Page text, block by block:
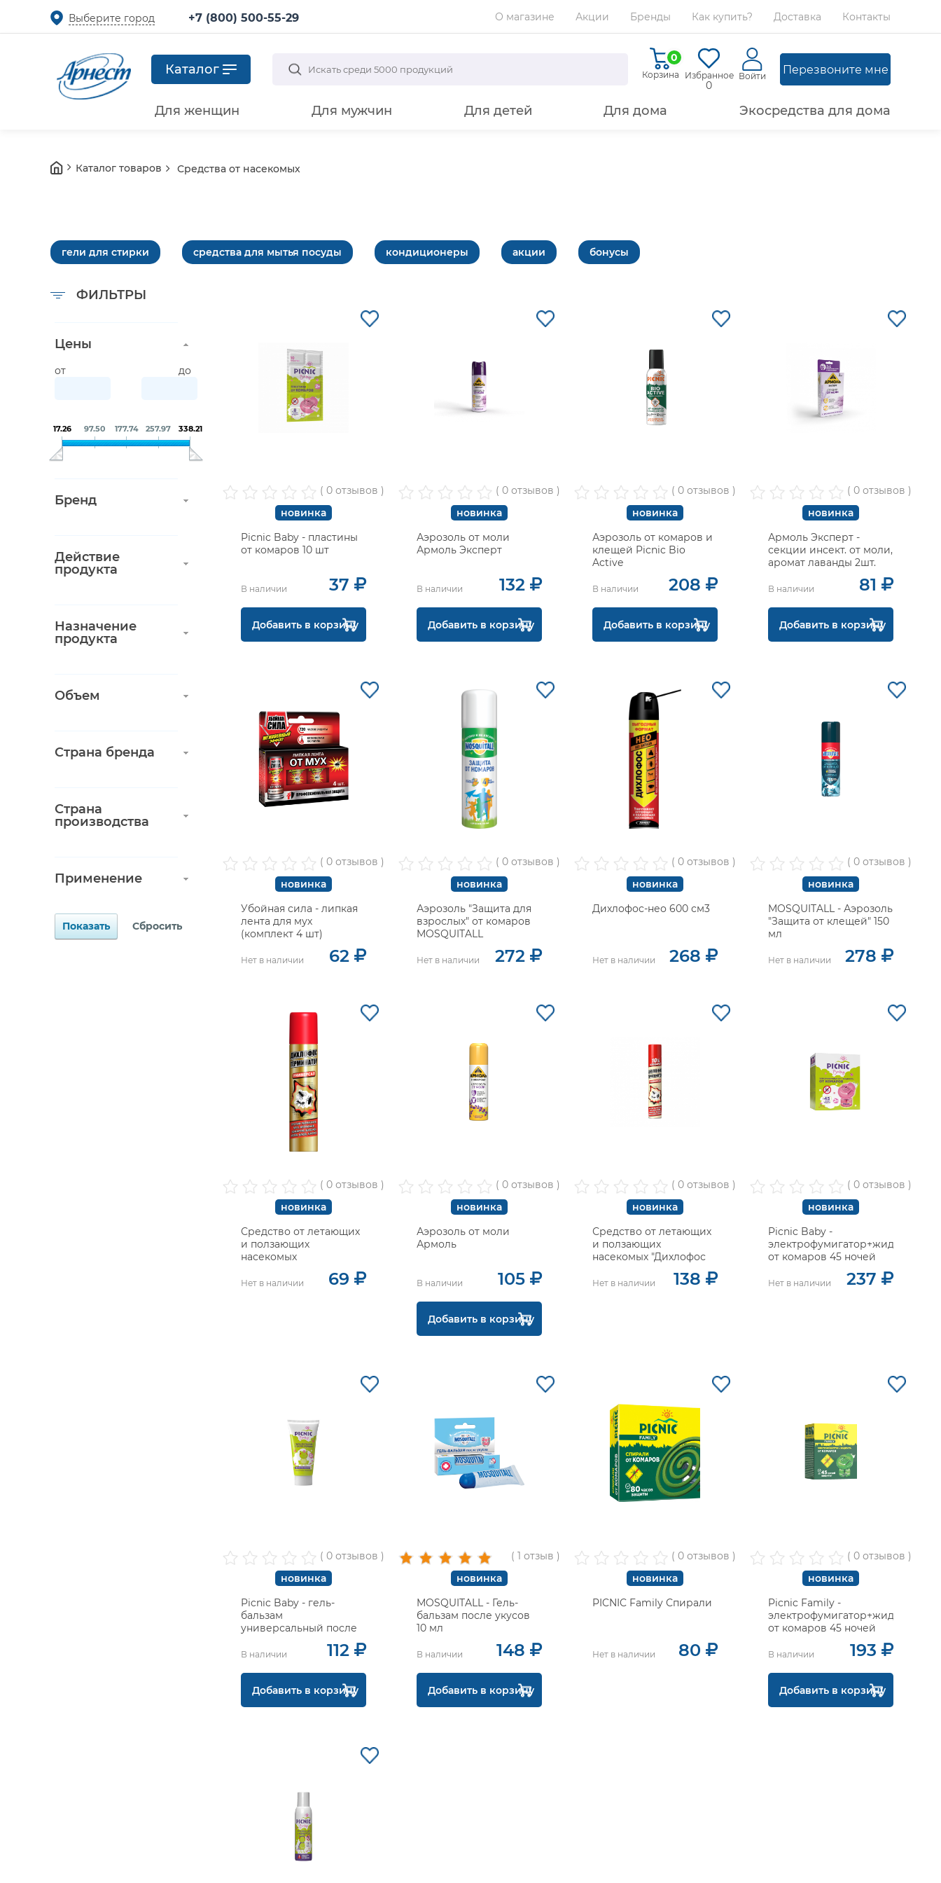
Выберите город +7 (800) 500-55-29 О магазине Акции Бренды Как купить? Доставка Контакты
Каталог
0
Корзина Избранное
0
Войти Перезвоните мне
Для женщин Для мужчин Для детей Для дома Экосредства для дома
Каталог товаров Средства от насекомых
гели для стирки средства для мытья посуды кондиционеры акции бонусы
ФИЛЬТРЫ
Цены
от до
17.26 97.50 177.74 257.97 338.21
Бренд
Действие
продукта
Назначение
продукта
Объем
Страна бренда
Страна
производства
Применение
( 0 отзывов )
новинка
Picnic Baby - пластины
от комаров 10 шт
В наличии 37
Добавить в корзину
( 0 отзывов )
новинка
Аэрозоль от моли
Армоль Эксперт
В наличии 132
Добавить в корзину
( 0 отзывов )
новинка
Аэрозоль от комаров и
клещей Picnic Bio
Active
В наличии 208
Добавить в корзину
( 0 отзывов )
новинка
Армоль Эксперт -
секции инсект. от моли,
аромат лаванды 2шт.
В наличии 81
Добавить в корзину
( 0 отзывов )
новинка
Убойная сила - липкая
лента для мух
(комплект 4 шт)
Нет в наличии 62
( 0 отзывов )
новинка
Аэрозоль "Защита для
взрослых" от комаров
MOSQUITALL
Нет в наличии 272
( 0 отзывов )
новинка
Дихлофос-нео 600 см3
Нет в наличии 268
( 0 отзывов )
новинка
MOSQUITALL - Аэрозоль
"Защита от клещей" 150
мл
Нет в наличии 278
( 0 отзывов )
новинка
Средство от летающих
и ползающих
насекомых
"Терминатор" Дихлофос
Нет в наличии 69
( 0 отзывов )
новинка
Аэрозоль от моли
Армоль
В наличии 105
Добавить в корзину
( 0 отзывов )
новинка
Средство от летающих
и ползающих
насекомых "Дихлофос
Нет в наличии 138
( 0 отзывов )
новинка
Picnic Baby -
электрофумигатор+жидкость
от комаров 45 ночей
Нет в наличии 237
( 0 отзывов )
новинка
Picnic Baby - гель-
бальзам
универсальный после
мл NEW
В наличии 112
Добавить в корзину
( 1 отзыв )
новинка
MOSQUITALL - Гель-
бальзам после укусов
10 мл
В наличии 148
Добавить в корзину
( 0 отзывов )
новинка
PICNIC Family Спирали
Нет в наличии 80
( 0 отзывов )
новинка
Picnic Family -
электрофумигатор+жидкость
от комаров 45 ночей
В наличии 193
Добавить в корзину